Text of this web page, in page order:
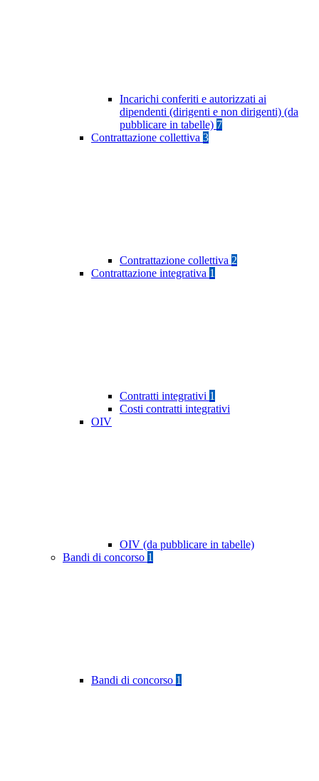
Incarichi conferiti e autorizzati ai
dipendenti (dirigenti e non dirigenti) (da
pubblicare in tabelle) 7
Contrattazione collettiva 3
Contrattazione collettiva 2
Contrattazione integrativa 1
Contratti integrativi 1
Costi contratti integrativi
OIV
OIV (da pubblicare in tabelle)
Bandi di concorso 1
Bandi di concorso 1